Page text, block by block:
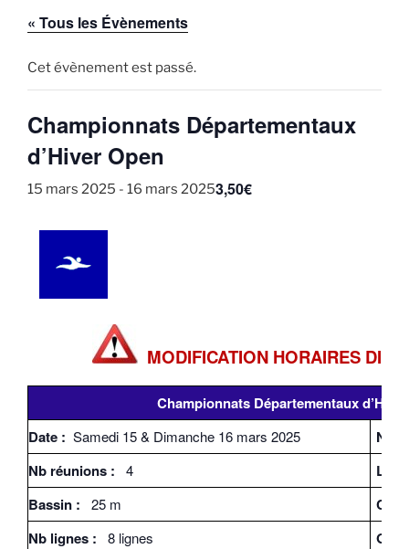
« Tous les Évènements
Cet évènement est passé.
Championnats Départementaux
d’Hiver Open
15 mars 2025 - 16 mars 20253,50€
MODIFICATION HORAIRES
Championnats Départementaux
Date : Samedi 15 & Dimanche 16 mars 2025
Nb
Nb réunions : 4
Bassin : 25 m
Cat :
Nb lignes :
8 lignes